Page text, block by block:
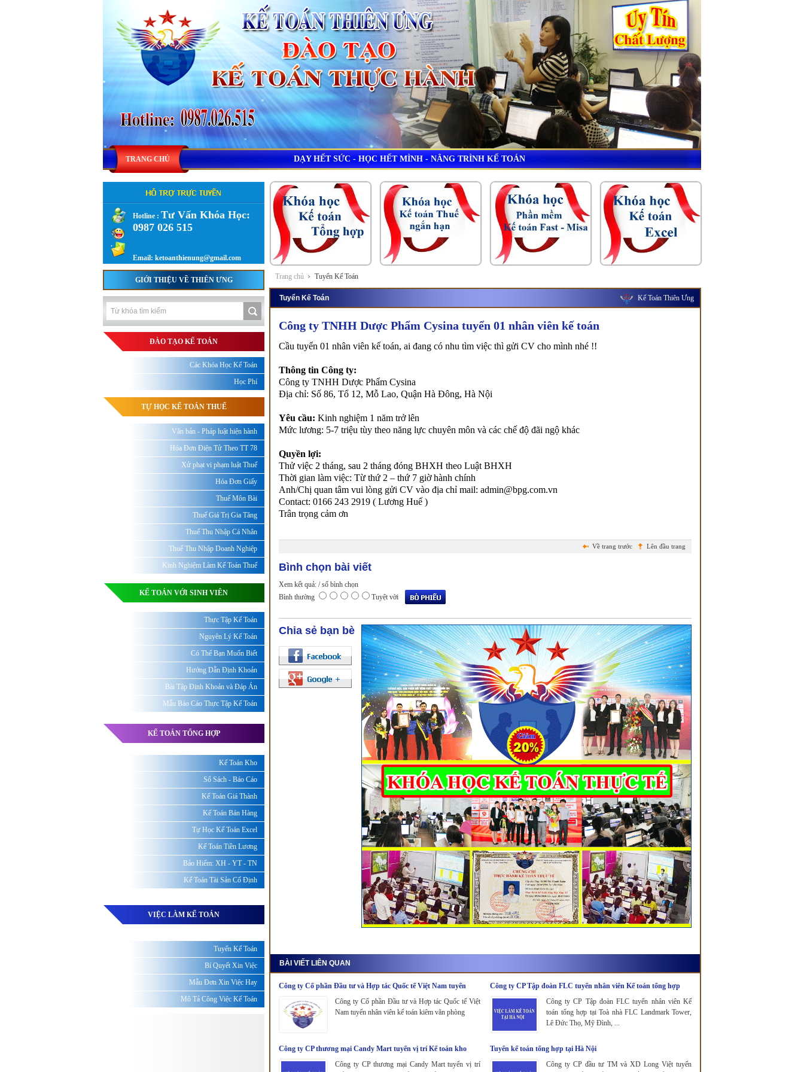
DẠY HẾT SỨC - HỌC HẾT MÌNH - NÂNG TRÌNH KẾ TOÁN
TRANG CHỦ
Trang chủ Tuyển Kế Toán
Tuyển Kế Toán Kế Toán Thiên Ưng
Công ty TNHH Dược Phẩm Cysina tuyển 01 nhân viên kế toán
Cầu tuyển 01 nhân viên kế toán, ai đang có nhu tìm việc thì gửi CV cho mình nhé !!
Thông tin Công ty:
Công ty TNHH Dược Phẩm Cysina
Địa chỉ: Số 86, Tổ 12, Mỗ Lao, Quận Hà Đông, Hà Nội
Yêu cầu: Kinh nghiệm 1 năm trở lên
Mức lương: 5-7 triệu tùy theo năng lực chuyên môn và các chế độ đãi ngộ khác
Quyền lợi:
Thử việc 2 tháng, sau 2 tháng đóng BHXH theo Luật BHXH
Thời gian làm việc: Từ thứ 2 – thứ 7 giờ hành chính
Anh/Chị quan tâm vui lòng gửi CV vào địa chỉ mail: admin@bpg.com.vn
Contact: 0166 243 2919 ( Lương Huế )
Trân trọng cảm ơn
Lên đầu trang
Về trang trước
Bình chọn bài viết
Xem kết quả: / số bình chọn
Bình thường
Tuyệt vời
Chia sẻ bạn bè
BÀI VIẾT LIÊN QUAN
Công ty Cổ phần Đầu tư và Hợp tác Quốc tế Việt Nam tuyển
Công ty Cổ phần Đầu tư và Hợp tác Quốc tế Việt
Nam tuyển nhân viên kế toán kiêm văn phòng
Công ty CP Tập đoàn FLC tuyển nhân viên Kế toán tổng hợp
Công ty CP Tập đoàn FLC tuyển nhân viên Kế
toán tổng hợp tại Toà nhà FLC Landmark Tower,
Lê Đức Thọ, Mỹ Đình, ...
Công ty CP thương mại Candy Mart tuyển vị trí Kế toán kho
Công ty CP thương mại Candy Mart tuyển vị trí
Tuyển kế toán tổng hợp tại Hà Nội
Công ty CP đầu tư TM và XD Long Việt tuyển
Hotline : Tư Vấn Khóa Học:
0987 026 515
.
Email: ketoanthienung@gmail.com
GIỚI THIỆU VỀ THIÊN ƯNG
ĐÀO TẠO KẾ TOÁN
Các Khóa Học Kế Toán
Học Phí
TỰ HỌC KẾ TOÁN THUẾ
Văn bản - Pháp luật hiện hành
Hóa Đơn Điện Tử Theo TT 78
Xử phạt vi phạm luật Thuế
Hóa Đơn Giấy
Thuế Môn Bài
Thuế Giá Trị Gia Tăng
Thuế Thu Nhập Cá Nhân
Thuế Thu Nhập Doanh Nghiệp
Kinh Nghiệm Làm Kế Toán Thuế
KẾ TOÁN VỚI SINH VIÊN
Thực Tập Kế Toán
Nguyên Lý Kế Toán
Có Thể Bạn Muốn Biết
Hướng Dẫn Định Khoản
Bài Tập Định Khoản và Đáp Án
Mẫu Báo Cáo Thực Tập Kế Toán
KẾ TOÁN TỔNG HỢP
Kế Toán Kho
Sổ Sách - Báo Cáo
Kế Toán Giá Thành
Kế Toán Bán Hàng
Tự Học Kế Toán Excel
Kế Toán Tiền Lương
Bảo Hiểm: XH - YT - TN
Kế Toán Tài Sản Cố Định
VIỆC LÀM KẾ TOÁN
Tuyển Kế Toán
Bí Quyết Xin Việc
Mẫu Đơn Xin Việc Hay
Mô Tả Công Việc Kế Toán